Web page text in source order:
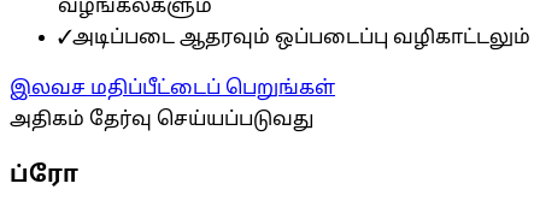
வழங்கல்களும்
✓அடிப்படை ஆதரவும் ஒப்படைப்பு வழிகாட்டலும்
இலவச மதிப்பீட்டைப் பெறுங்கள்
அதிகம் தேர்வு செய்யப்படுவது
ப்ரோ